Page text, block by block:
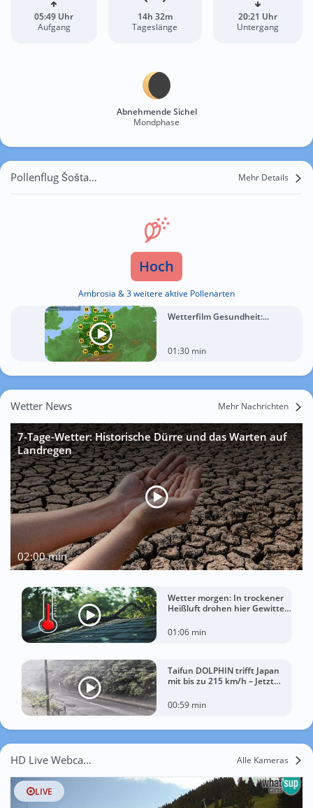
05:49 Uhr
Aufgang
14h 32m
Tageslänge
20:21 Uhr
Untergang
Abnehmende Sichel
Mondphase
Pollenflug Šoštanj Mehr Details
Hoch
Ambrosia & 3 weitere aktive Pollenarten
Wetterfilm Gesundheit:...
01:30 min
Wetter News Mehr Nachrichten
7-Tage-Wetter: Historische Dürre und das Warten auf
Landregen
02:00 min
Wetter morgen: In trockener
Heißluft drohen hier Gewitter
01:06 min
Taifun DOLPHIN trifft Japan
mit bis zu 215 km/h – Jetzt
00:59 min
HD Live Webcams Šoštanj Alle Kameras
LIVE